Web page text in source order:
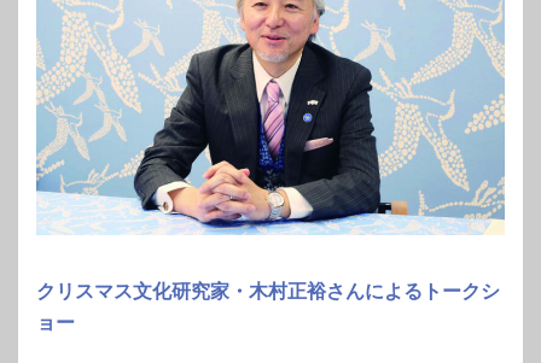
クリスマス文化研究家・木村正裕さんによるトークシ
ョー